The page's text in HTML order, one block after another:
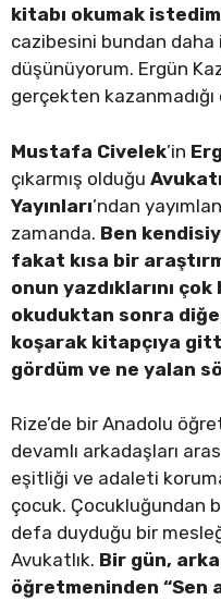
kitabı okumak
cazibesini bundan daha
düşünüyorum. Ergün
gerçekten kazanmadığı
Mustafa Civelek’in
çıkarmış olduğu
Yayınları’ndan
zamanda. Ben
fakat kısa bir
onun yazdıklarını
okuduktan sonra
koşarak kitapçıya
gördüm ve ne yalan
Rize’de bir Anadolu
devamlı arkadaşları
eşitliği ve adaleti
çocuk. Çocukluğundan
defa duyduğu bir
Avukatlık. Bir gün,
öğretmeninden “Sen